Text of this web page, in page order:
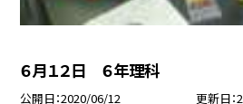
６月１２日 ６年理科
公開日 2020/06/12 更新日